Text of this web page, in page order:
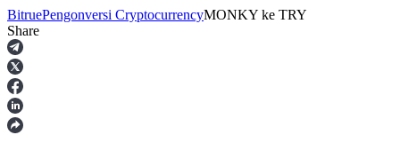
Berjangka
BitruePengonversi CryptocurrencyMONKY ke TRY
Share